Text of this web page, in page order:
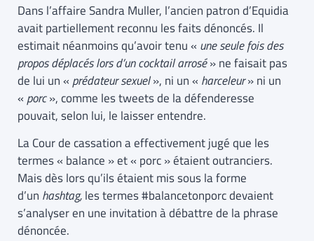
Dans l’affaire Sandra Muller, l’ancien patron d’Equidia
avait partiellement reconnu les faits dénoncés. Il
estimait néanmoins qu’avoir tenu « une seule fois des
propos déplacés lors d’un cocktail arrosé» ne faisait pas
de lui un « prédateur sexuel», ni un « harceleur» ni un
« porc», comme les tweets de la défenderesse
pouvait, selon lui, le laisser entendre.
La Cour de cassation a effectivement jugé que les
termes « balance » et « porc » étaient outranciers.
Mais dès lors qu’ils étaient mis sous la forme
d’un hashtag,les termes #balancetonporc devaient
s’analyser en une invitation à débattre de la phrase
dénoncée.